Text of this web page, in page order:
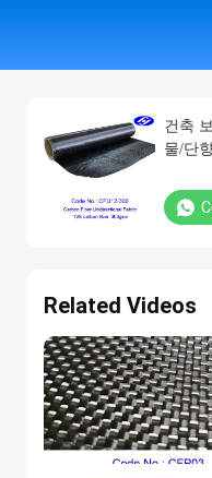
건축
물/단
Related Videos